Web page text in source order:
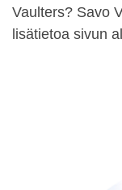
Vaulters? Savo
lisätietoa sivun